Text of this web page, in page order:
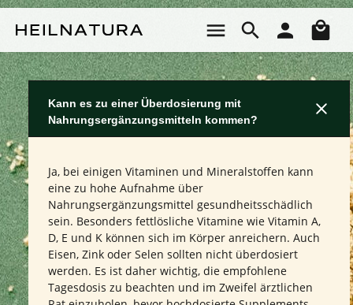
Kann es zu einer Überdosierung mit
Nahrungsergänzungsmitteln kommen?
Ja, bei einigen Vitaminen und Mineralstoffen kann
eine zu hohe Aufnahme über
Nahrungsergänzungsmittel gesundheitsschädlich
sein. Besonders fettlösliche Vitamine wie Vitamin A,
D, E und K können sich im Körper anreichern. Auch
Eisen, Zink oder Selen sollten nicht überdosiert
werden. Es ist daher wichtig, die empfohlene
Tagesdosis zu beachten und im Zweifel ärztlichen